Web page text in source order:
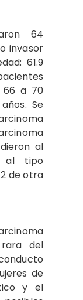
64
invasor
61.9
66 a 70
Se
al
al tipo
de otra
del
de
y el